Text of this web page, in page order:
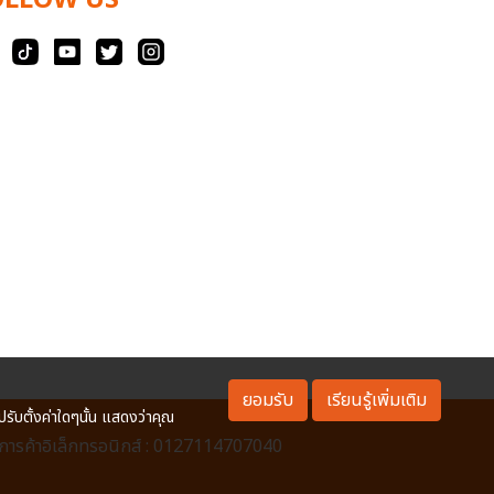
ค้าอิเล็กทรอนิกส์ : 0127114707040
รับตั้งค่าใดๆนั้น แสดงว่าคุณ
ยอมรับ เรียนรู้เพิ่มเติม